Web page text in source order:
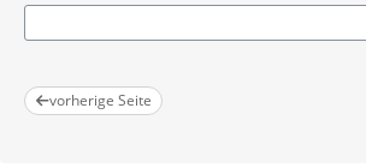
vorherige Seite